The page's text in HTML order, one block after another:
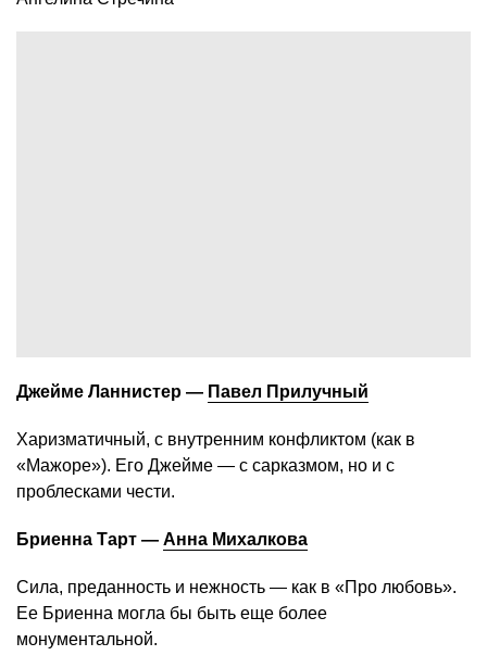
Джейме Ланнистер — Павел Прилучный
Харизматичный, с внутренним конфликтом (как в
«Мажоре»). Его Джейме — с сарказмом, но и с
проблесками чести.
Бриенна Тарт — Анна Михалкова
Сила, преданность и нежность — как в «Про любовь».
Ее Бриенна могла бы быть еще более
монументальной.